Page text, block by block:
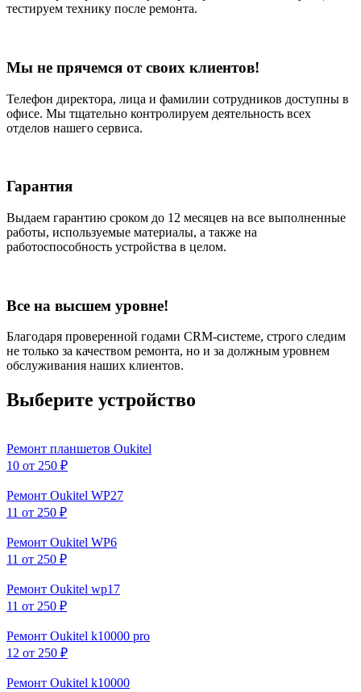
тестируем технику после ремонта.
Мы не прячемся от своих клиентов!
Телефон директора, лица и фамилии сотрудников доступны в
офисе. Мы тщательно контролируем деятельность всех
отделов нашего сервиса.
Гарантия
Выдаем гарантию сроком до 12 месяцев на все выполненные
работы, используемые материалы, а также на
работоспособность устройства в целом.
Все на высшем уровне!
Благодаря проверенной годами CRM-системе, строго следим
не только за качеством ремонта, но и за должным уровнем
обслуживания наших клиентов.
Выберите устройство
Ремонт планшетов Oukitel
10 от 250 ₽
Ремонт Oukitel WP27
11 от 250 ₽
Ремонт Oukitel WP6
11 от 250 ₽
Ремонт Oukitel wp17
11 от 250 ₽
Ремонт Oukitel k10000 pro
12 от 250 ₽
Ремонт Oukitel k10000